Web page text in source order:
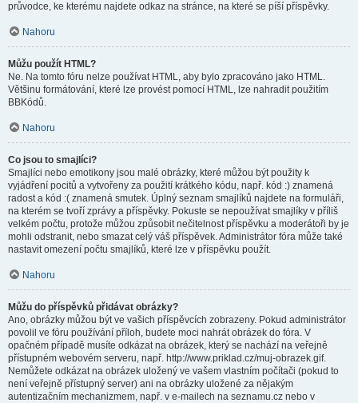
průvodce, ke kterému najdete odkaz na stránce, na které se píší příspěvky.
Nahoru
Můžu použít HTML?
Ne. Na tomto fóru nelze používat HTML, aby bylo zpracováno jako HTML.
Většinu formátování, které lze provést pomocí HTML, lze nahradit použitím
BBKódů.
Nahoru
Co jsou to smajlíci?
Smajlíci nebo emotikony jsou malé obrázky, které můžou být použity k
vyjádření pocitů a vytvořeny za použití krátkého kódu, např. kód :) znamená
radost a kód :( znamená smutek. Úplný seznam smajlíků najdete na formuláři,
na kterém se tvoří zprávy a příspěvky. Pokuste se nepoužívat smajlíky v příliš
velkém počtu, protože můžou způsobit nečitelnost příspěvku a moderátoři by je
mohli odstranit, nebo smazat celý váš příspěvek. Administrátor fóra může také
nastavit omezení počtu smajlíků, které lze v příspěvku použít.
Nahoru
Můžu do příspěvků přidávat obrázky?
Ano, obrázky můžou být ve vašich příspěvcích zobrazeny. Pokud administrátor
povolil ve fóru používání příloh, budete moci nahrát obrázek do fóra. V
opačném případě musíte odkázat na obrázek, který se nachází na veřejně
přístupném webovém serveru, např. http://www.priklad.cz/muj-obrazek.gif.
Nemůžete odkázat na obrázek uložený ve vašem vlastním počítači (pokud to
není veřejně přístupný server) ani na obrázky uložené za nějakým
autentizačním mechanizmem, např. v e-mailech na seznamu.cz nebo v